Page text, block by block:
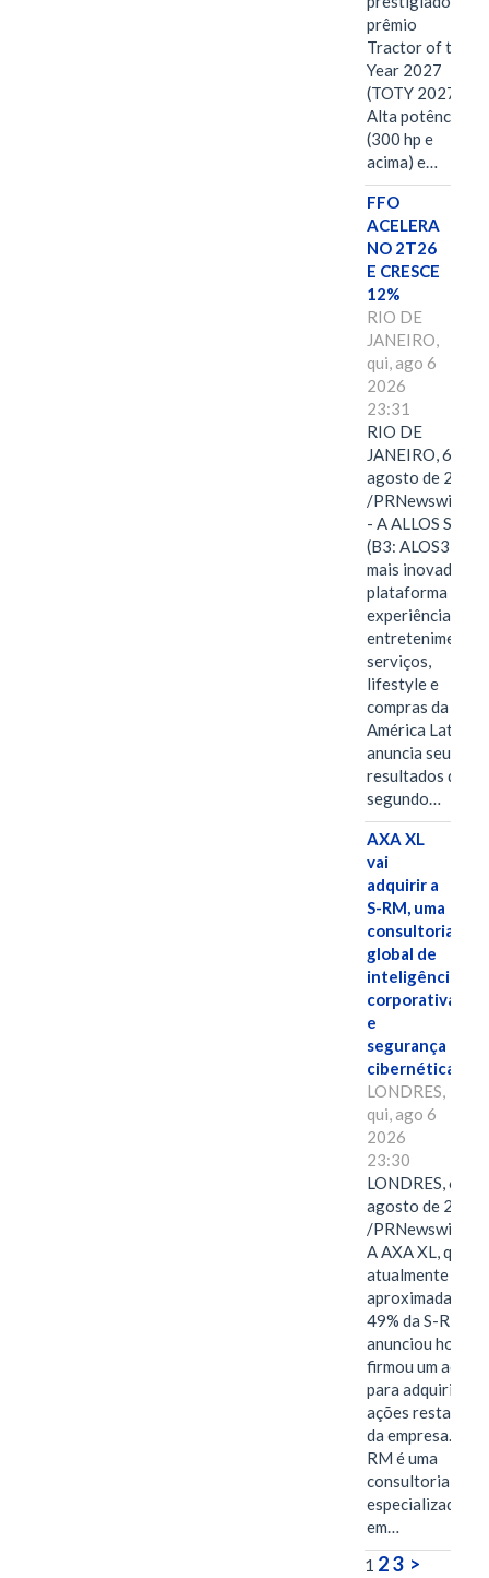
prêmio
Tractor of the
Year 2027
(TOTY 2027:
Alta potência
(300 hp e
acima) e…
FFO
ACELERA
NO 2T26
E CRESCE
12%
RIO DE
JANEIRO,
qui, ago 6
2026
23:31
RIO DE
JANEIRO, 6 de
agosto de 2026
/PRNewswire/ -
- A ALLOS S.A.
(B3: ALOS3), a
mais inovadora
plataforma de
experiências,
entretenimento,
serviços,
lifestyle e
compras da
América Latina
anuncia seus
resultados do
segundo…
AXA XL
vai
adquirir a
S-RM, uma
consultoria
global de
inteligência
corporativa
e
segurança
cibernética
LONDRES,
qui, ago 6
2026
23:30
LONDRES, 6 de
agosto de 2026
/PRNewswire/ --
A AXA XL, que
atualmente
49% da S-RM,
anunciou hoje
firmou um
para adquirir as
ações restantes
da empresa. A S-
RM é uma
consultoria
especializada
em…
1 23 >